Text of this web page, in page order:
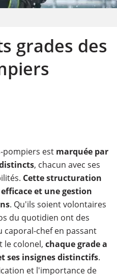
grades des
pompiers est marquée par
, chacun avec ses
Cette structuration
et une gestion
. Qu'ils soient volontaires
du quotidien ont des
caporal-chef en passant
le colonel, chaque grade a
ses insignes distinctifs.
et l'importance de